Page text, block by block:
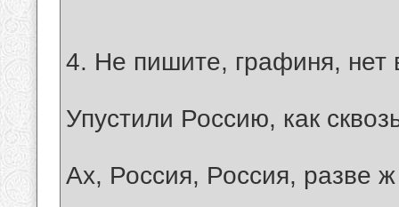
4. Не пишите, графиня, нет
Упустили Россию, как
Ах, Россия, Россия, разве